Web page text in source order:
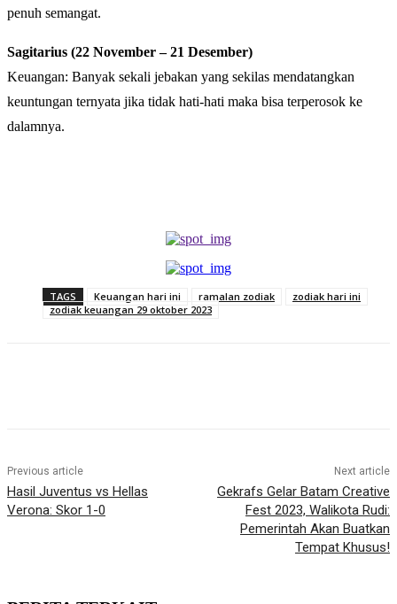
penuh semangat.
Sagitarius (22 November – 21 Desember)
Keuangan: Banyak sekali jebakan yang sekilas mendatangkan
keuntungan ternyata jika tidak hati-hati maka bisa terperosok ke
dalamnya.
TAGS Keuangan hari ini ramalan zodiak
zodiak hari ini
zodiak keuangan 29 oktober 2023
Previous article
Hasil Juventus vs Hellas
Verona: Skor 1-0
Next article
Gekrafs Gelar Batam Creative
Fest 2023, Walikota Rudi:
Pemerintah Akan Buatkan
Tempat Khusus!